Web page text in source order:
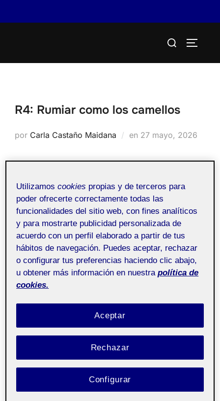
Buscar:
R4: Rumiar como los camellos
por Carla Castaño Maidana en Publicado
27 mayo, 2026
- Aula 1
Hola a todos!!!
Comparto este nuevo tramo del proyecto, donde
sigo hilando decisiones, intuiciones y pequeñas
acciones que dialogan con el territorio y con mi
Utilizamoscookies propias y de terceros para
poder ofrecerte correctamente todas las
funcionalidades del sitio web, con fines analíticos
y para mostrarte publicidad personalizada de
acuerdo con un perfil elaborado a partir de tus
hábitos de navegación. Puedes aceptar, rechazar
o configurar tus preferencias haciendo clic abajo,
u obtener más información en nuestra política de
cookies.
Rechazar
Aceptar
Configurar